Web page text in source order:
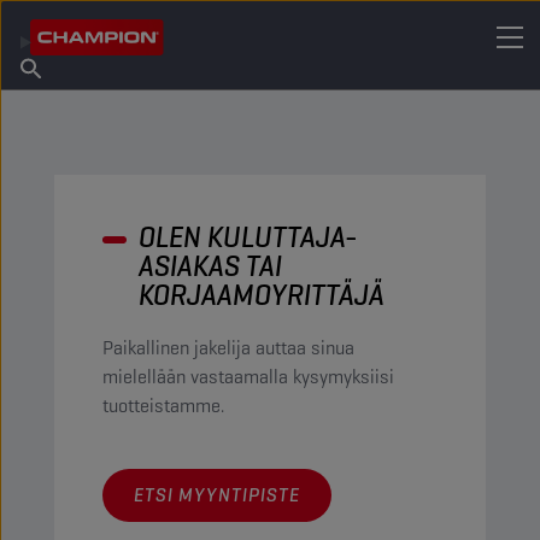
Tietoa Championista
Etsi myyntipiste
OLEN KULUTTAJA-
ASIAKAS TAI
KORJAAMOYRITTÄJÄ
Paikallinen jakelija auttaa sinua
mielellään vastaamalla kysymyksiisi
tuotteistamme.
ETSI MYYNTIPISTE